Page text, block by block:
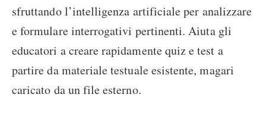
sfruttando l’intelligenza artificiale per analizzare
e formulare interrogativi pertinenti. Aiuta gli
educatori a creare rapidamente quiz e test a
partire da materiale testuale esistente, magari
caricato da un file esterno.